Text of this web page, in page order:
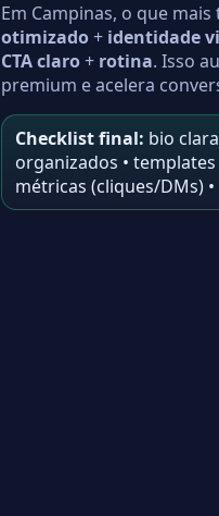
Em Campinas, o que mais
otimizado+ identidade
CTA claro+ rotina. Isso
premium e acelera
Checklist final: bio
organizados • templates
métricas (cliques/DMs)